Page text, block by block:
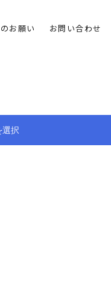
お願い お問い合わせ